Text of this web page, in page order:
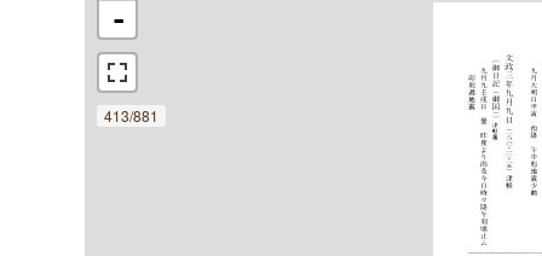
-
413/881